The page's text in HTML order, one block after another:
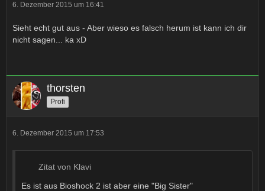
6. Dezember 2015 um 16:41
Sieht echt gut aus - Aber wieso es falsch herum ist kann ich dir
nicht sagen... ka xD
thorsten
Profi
6. Dezember 2015 um 17:53
Zitat von Klavi
Es ist aus Bioshock 2 ist aber eine "Big Sister"